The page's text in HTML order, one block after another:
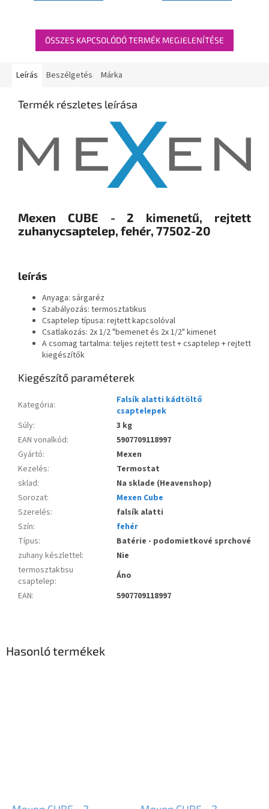
ÖSSZES KAPCSOLÓDÓ TERMÉK MEGJELENÍTÉSE
Leírás Beszélgetés Márka
Termék részletes leírása
Mexen CUBE - 2 kimenetű, rejtett
zuhanycsaptelep, fehér, 77502-20
leírás
Anyaga: sárgaréz
Szabályozás: termosztatikus
Csaptelep típusa: rejtett kapcsolóval
Csatlakozás: 2x 1/2 "bemenet és 2x 1/2" kimenet
A csomag tartalma: teljes rejtett test + csaptelep + rejtett
kiegészítők
Kiegészítő paraméterek
Kategória:
Falsík alatti kádtöltő
csaptelepek
Súly:
3 kg
EAN vonalkód:
5907709118997
Gyártó:
Mexen
Kezelés:
Termostat
sklad:
Na sklade (Heavenshop)
Sorozat:
Mexen Cube
Szerelés:
falsík alatti
Szín:
fehér
Típus:
Batérie - podomietkové sprchové
zuhany készlettel:
Nie
termosztaktisu
csaptelep:
Áno
EAN: 5907709118997
Hasonló termékek